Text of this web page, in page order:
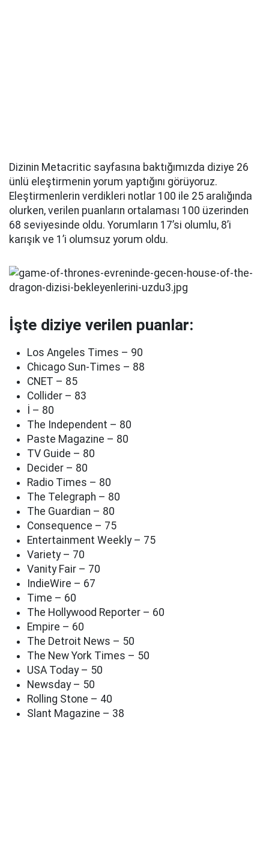
Dizinin Metacritic sayfasına baktığımızda diziye 26
ünlü eleştirmenin yorum yaptığını görüyoruz.
Eleştirmenlerin verdikleri notlar 100 ile 25 aralığında
olurken, verilen puanların ortalaması 100 üzerinden
68 seviyesinde oldu. Yorumların 17’si olumlu, 8’i
karışık ve 1’i olumsuz yorum oldu.
İşte diziye verilen puanlar:
Los Angeles Times – 90
Chicago Sun-Times – 88
CNET – 85
Collider – 83
İ – 80
The Independent – 80
Paste Magazine – 80
TV Guide – 80
Decider – 80
Radio Times – 80
The Telegraph – 80
The Guardian – 80
Consequence – 75
Entertainment Weekly – 75
Variety – 70
Vanity Fair – 70
IndieWire – 67
Time – 60
The Hollywood Reporter – 60
Empire – 60
The Detroit News – 50
The New York Times – 50
USA Today – 50
Newsday – 50
Rolling Stone – 40
Slant Magazine – 38